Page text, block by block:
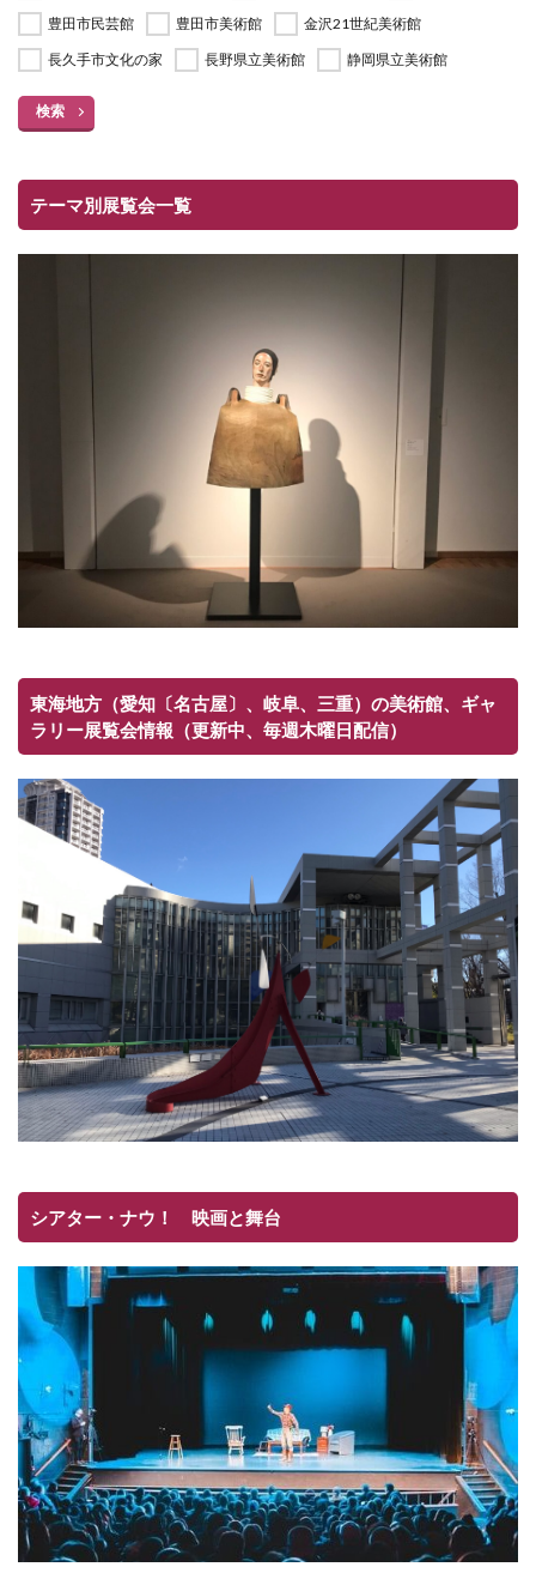
豊田市民芸館
豊田市美術館
金沢21世紀美術館
長久手市文化の家
長野県立美術館 静岡県立美術館
検索
テーマ別展覧会一覧
東海地方（愛知〔名古屋〕、岐阜、三重）の美術館、ギャ
ラリー展覧会情報（更新中、毎週木曜日配信）
シアター・ナウ！ 映画と舞台